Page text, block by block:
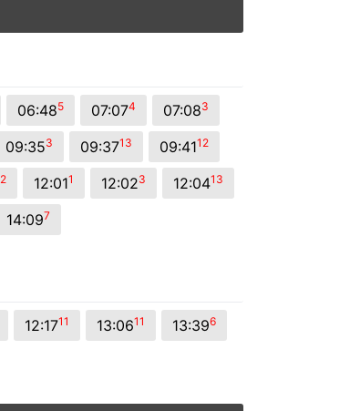
06:485 07:074 07:083
09:353 09:3713 09:4112
2 12:011 12:023 12:0413
14:097
12:1711 13:0611 13:396